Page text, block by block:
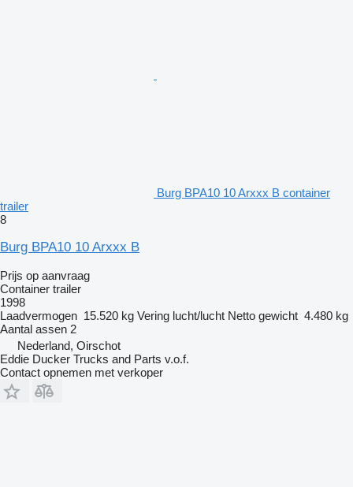
Burg BPA10 10 Arxxx B container
trailer
8
Burg BPA10 10 Arxxx B
Prijs op aanvraag
Container trailer
1998
Laadvermogen 15.520 kg Vering lucht/lucht Netto gewicht 4.480 kg
Aantal assen 2
Nederland, Oirschot
Eddie Ducker Trucks and Parts v.o.f.
Contact opnemen met verkoper